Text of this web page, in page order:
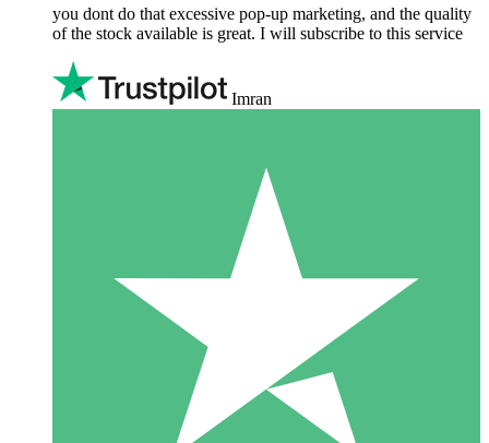
you dont do that excessive pop-up marketing, and the quality
of the stock available is great. I will subscribe to this service
Imran